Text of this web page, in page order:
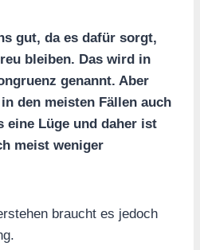
gut, da es dafür sorgt,
bleiben. Das wird in
genannt. Aber
den meisten Fällen auch
eine Lüge und daher ist
meist weniger
braucht es jedoch